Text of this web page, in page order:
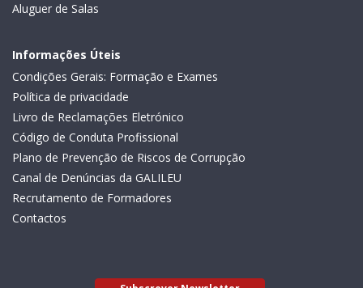
Aluguer de Salas
Informações Úteis
Condições Gerais: Formação e Exames
Política de privacidade
Livro de Reclamações Eletrónico
Código de Conduta Profissional
Plano de Prevenção de Riscos de Corrupção
Canal de Denúncias da GALILEU
Recrutamento de Formadores
Contactos